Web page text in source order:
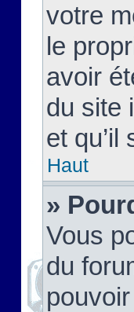
votre
le
avoir
du site
et
Haut
»
Vous
du